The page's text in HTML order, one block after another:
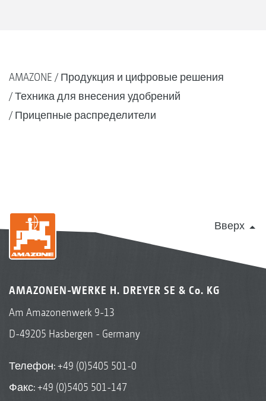
AMAZONE
Продукция и цифровые решения
Техника для внесения удобрений
Прицепные распределители
Вверх
AMAZONEN-WERKE H. DREYER SE & Co. KG
Am Amazonenwerk 9-13
D-49205 Hasbergen - Germany
Телефон:+49 (0)5405 501-0
Факс: +49 (0)5405 501-147